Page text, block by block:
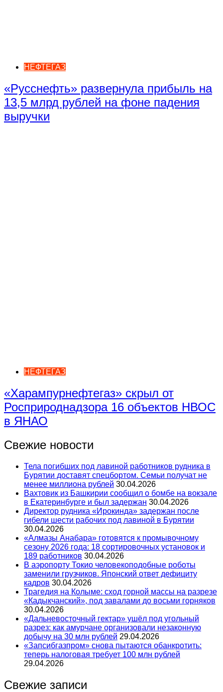
НЕФТЕГАЗ
«Русснефть» развернула прибыль на
13,5 млрд рублей на фоне падения
выручки
НЕФТЕГАЗ
«Харампурнефтегаз» скрыл от
Росприроднадзора 16 объектов НВОС
в ЯНАО
Свежие новости
Тела погибших под лавиной работников рудника в
Бурятии доставят спецбортом. Семьи получат не
менее миллиона рублей 30.04.2026
Вахтовик из Башкирии сообщил о бомбе на вокзале
в Екатеринбурге и был задержан 30.04.2026
Директор рудника «Ирокинда» задержан после
гибели шести рабочих под лавиной в Бурятии
30.04.2026
«Алмазы Анабара» готовятся к промывочному
сезону 2026 года: 18 сортировочных установок и
189 работников 30.04.2026
В аэропорту Токио человекоподобные роботы
заменили грузчиков. Японский ответ дефициту
кадров 30.04.2026
Трагедия на Колыме: сход горной массы на разрезе
«Кадыкчанский», под завалами до восьми горняков
30.04.2026
«Дальневосточный гектар» ушёл под угольный
разрез: как амурчане организовали незаконную
добычу на 30 млн рублей 29.04.2026
«Запсибгазпром» снова пытаются обанкротить:
теперь налоговая требует 100 млн рублей
29.04.2026
Свежие записи